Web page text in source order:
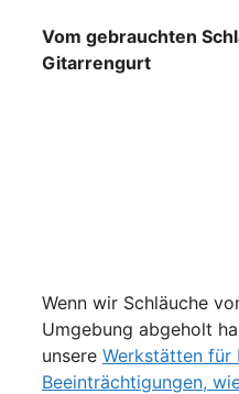
Vom gebrauchten
Gitarrengurt
Wenn wir Schläuche
Umgebung abgeholt
unsere Werkstätten für
Beeinträchtigungen,